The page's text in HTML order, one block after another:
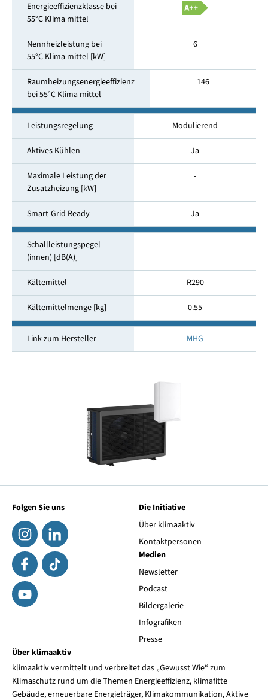
Energieeffizienzklasse bei
55°C Klima mittel
Nennheizleistung bei
55°C Klima mittel [kW]
6
Raumheizungsenergieeffizienz
bei 55°C Klima mittel
146
Leistungsregelung Modulierend
Aktives Kühlen Ja
Maximale Leistung der
Zusatzheizung [kW]
-
Smart-Grid Ready Ja
Schallleistungspegel
(innen) [dB(A)]
-
Kältemittel R290
Kältemittelmenge [kg] 0.55
Link zum Hersteller MHG
Folgen Sie uns
Die Initiative
Über klimaaktiv
Kontaktpersonen
Medien
Newsletter
Podcast
Bildergalerie
Infografiken
Presse
Über klimaaktiv
klimaaktiv vermittelt und verbreitet das „Gewusst Wie“ zum
Klimaschutz rund um die Themen Energieeffizienz, klimafitte
Gebäude, erneuerbare Energieträger, Klimakommunikation, Aktive